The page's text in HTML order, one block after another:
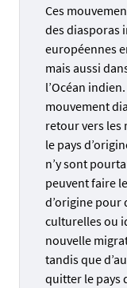
Ces
des diasporas
européennes
mais aussi
l’Océan
mouvement
retour vers les
le pays
n’y sont
peuvent faire
d’origine pour
culturelles ou
nouvelle
tandis que
quitter le pays